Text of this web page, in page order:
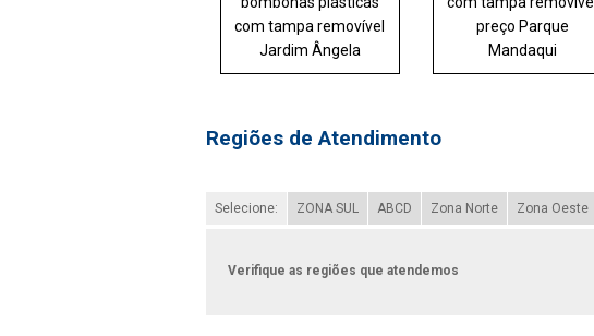
com tampa removível
Jardim Ângela
preço Parque
Mandaqui
Regiões de Atendimento
Selecione: ZONA SUL ABCD Zona Norte Zona Oeste
Verifique as regiões que atendemos